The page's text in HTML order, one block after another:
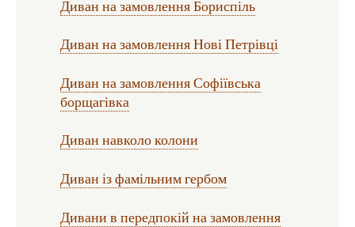
Диван на замовлення Бориспіль
Диван на замовлення Нові Петрівці
Диван на замовлення Софіївська
борщагівка
Диван навколо колони
Диван із фамільним гербом
Дивани в передпокій на замовлення